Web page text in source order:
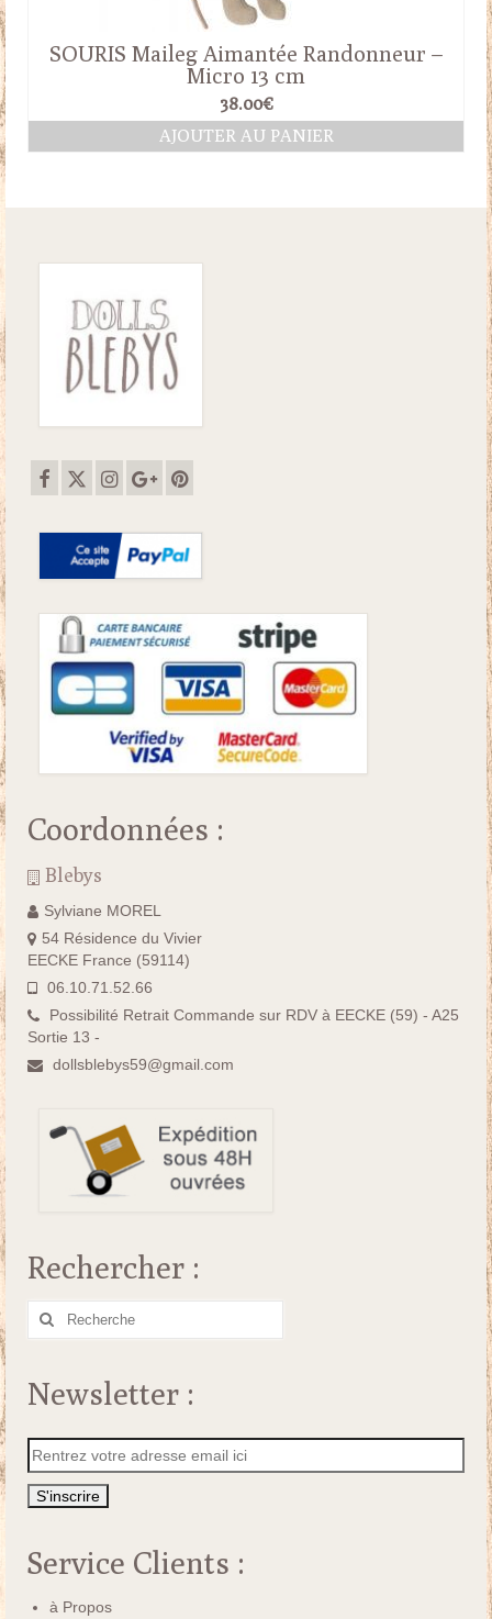
SOURIS Maileg Aimantée Randonneur –
Micro 13 cm
38.00€
AJOUTER AU PANIER
Coordonnées :
Blebys
Sylviane MOREL
54 Résidence du Vivier
EECKE France (59114)
06.10.71.52.66
Possibilité Retrait Commande sur RDV à EECKE (59) - A25
Sortie 13 -
dollsblebys59@gmail.com
Rechercher :
Rechercher
Newsletter :
Service Clients :
à Propos